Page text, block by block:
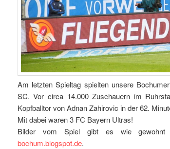
Am letzten Spieltag spielten unsere
SC. Vor circa 14.000 Zuschauern im
Kopfballtor von Adnan Zahirovic in der 62.
Mit dabei waren 3 FC Bayern Ultras!
Bilder vom Spiel gibt es wie
bochum.blogspot.de.